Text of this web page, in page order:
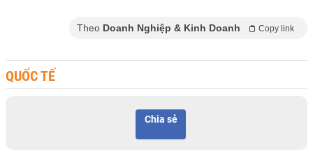
Theo Doanh Nghiệp & Kinh Doanh Copy link
QUỐC TẾ
Chia sẻ